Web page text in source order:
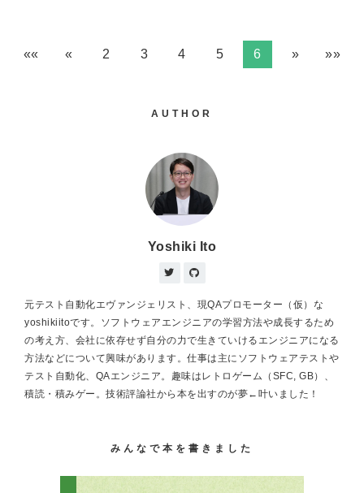
«« « 2 3 4 5 6 » »»
AUTHOR
Yoshiki Ito
元テスト自動化エヴァンジェリスト、現QAプロモーター（仮）な
yoshikiitoです。ソフトウェアエンジニアの学習方法や成長するため
の考え方、会社に依存せず自分の力で生きていけるエンジニアになる
方法などについて興味があります。仕事は主にソフトウェアテストや
テスト自動化、QAエンジニア。趣味はレトロゲーム（SFC, GB）、
積読・積みゲー。技術評論社から本を出すのが夢←叶いました！
みんなで本を書きました